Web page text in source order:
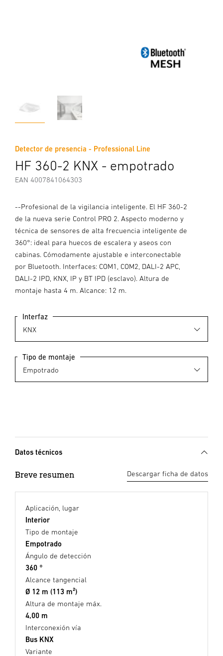
Detector de presencia - Professional Line
HF 360-2 KNX - empotrado
EAN 4007841064303
--Profesional de la vigilancia inteligente. El HF 360-2
de la nueva serie Control PRO 2. Aspecto moderno y
técnica de sensores de alta frecuencia inteligente de
360°: ideal para huecos de escalera y aseos con
cabinas. Cómodamente ajustable e interconectable
por Bluetooth. Interfaces: COM1, COM2, DALI-2 APC,
DALI-2 IPD, KNX, IP y BT IPD (esclavo). Altura de
montaje hasta 4 m. Alcance: 12 m.
Interfaz
Tipo de montaje
Datos técnicos
Breve resumen Descargar ficha de datos
Aplicación, lugar
Interior
Tipo de montaje
Empotrado
Ángulo de detección
360 °
Alcance tangencial
Ø 12 m (113 m²)
Altura de montaje máx.
4,00 m
Interconexión vía
Bus KNX
Variante